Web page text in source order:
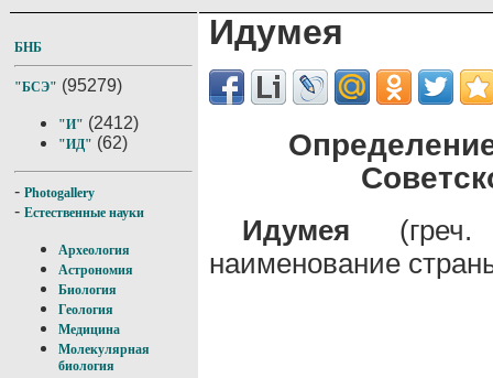
БНБ
"БСЭ" (95279)
"И" (2412)
"ИД" (62)
- Photogallery
- Естественные науки
Археология
Астрономия
Биология
Геология
Медицина
Молекулярная
биология
Идумея
Идумея (греч.
наименование